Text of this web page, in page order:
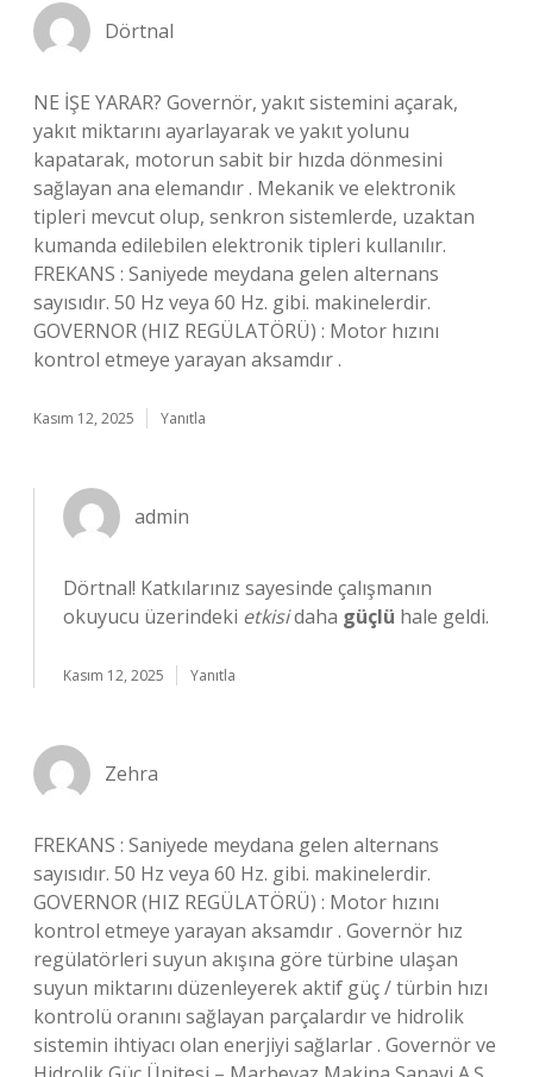
Dörtnal
NE İŞE YARAR? Governör, yakıt sistemini açarak,
yakıt miktarını ayarlayarak ve yakıt yolunu
kapatarak, motorun sabit bir hızda dönmesini
sağlayan ana elemandır . Mekanik ve elektronik
tipleri mevcut olup, senkron sistemlerde, uzaktan
kumanda edilebilen elektronik tipleri kullanılır.
FREKANS : Saniyede meydana gelen alternans
sayısıdır. 50 Hz veya 60 Hz. gibi. makinelerdir.
GOVERNOR (HIZ REGÜLATÖRÜ) : Motor hızını
kontrol etmeye yarayan aksamdır .
Kasım 12, 2025 Yanıtla
admin
Dörtnal! Katkılarınız sayesinde çalışmanın
okuyucu üzerindeki etkisidaha güçlü hale geldi.
Kasım 12, 2025 Yanıtla
Zehra
FREKANS : Saniyede meydana gelen alternans
sayısıdır. 50 Hz veya 60 Hz. gibi. makinelerdir.
GOVERNOR (HIZ REGÜLATÖRÜ) : Motor hızını
kontrol etmeye yarayan aksamdır . Governör hız
regülatörleri suyun akışına göre türbine ulaşan
suyun miktarını düzenleyerek aktif güç / türbin hızı
kontrolü oranını sağlayan parçalardır ve hidrolik
sistemin ihtiyacı olan enerjiyi sağlarlar . Governör ve